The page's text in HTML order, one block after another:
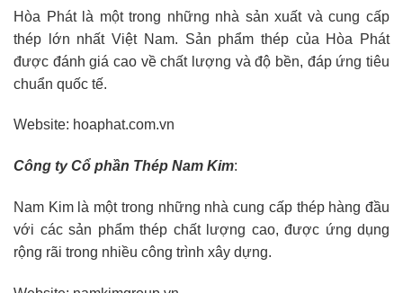
Hòa Phát là một trong những nhà sản xuất và cung cấp
thép lớn nhất Việt Nam. Sản phẩm thép của Hòa Phát
được đánh giá cao về chất lượng và độ bền, đáp ứng tiêu
chuẩn quốc tế.
Website: hoaphat.com.vn
Công ty Cổ phần Thép Nam Kim:
Nam Kim là một trong những nhà cung cấp thép hàng đầu
với các sản phẩm thép chất lượng cao, được ứng dụng
rộng rãi trong nhiều công trình xây dựng.